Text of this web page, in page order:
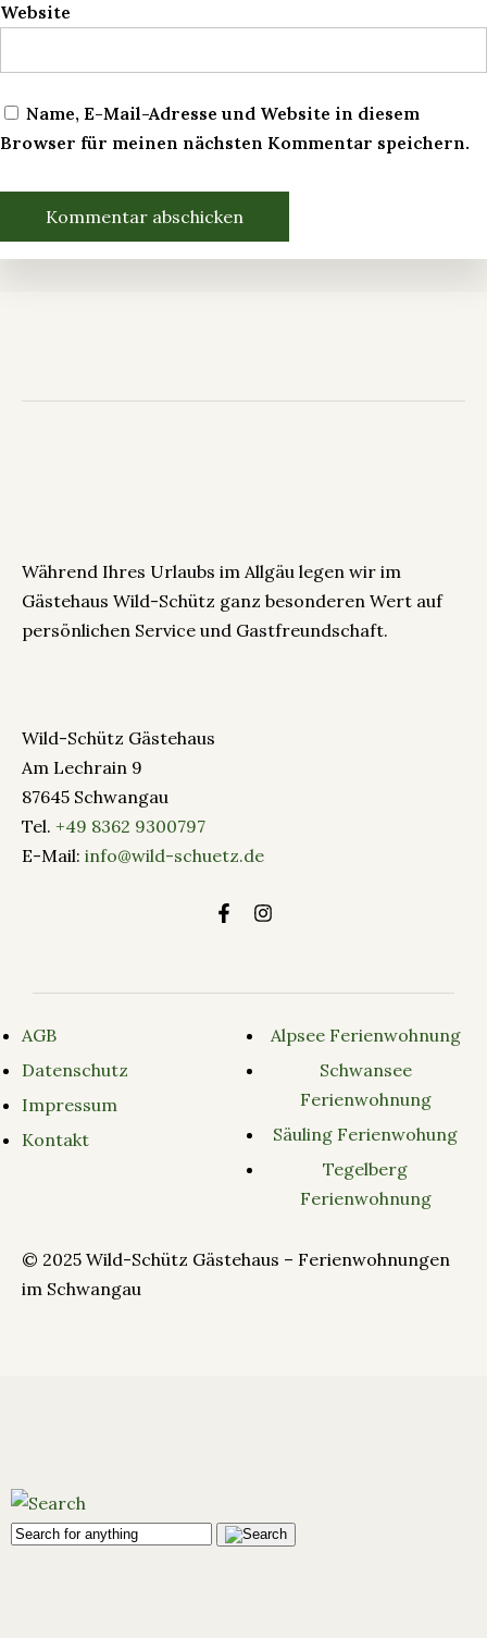
Website
Name, E-Mail-Adresse und Website in diesem
Browser für meinen nächsten Kommentar speichern.
Während Ihres Urlaubs im Allgäu legen wir im
Gästehaus Wild-Schütz ganz besonderen Wert auf
persönlichen Service und Gastfreundschaft.
Wild-Schütz Gästehaus
Am Lechrain 9
87645 Schwangau
Tel. +49 8362 9300797
E-Mail: info@wild-schuetz.de
AGB
Datenschutz
Impressum
Kontakt
Alpsee Ferienwohnung
Schwansee
Ferienwohnung
Säuling Ferienwohung
Tegelberg
Ferienwohnung
© 2025 Wild-Schütz Gästehaus – Ferienwohnungen
im Schwangau